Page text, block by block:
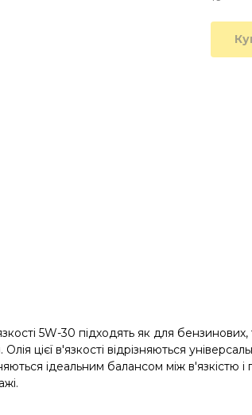
5W-30 підходять як для
цієї в'язкості відрізняються
ідеальним балансом між в'язкістю і